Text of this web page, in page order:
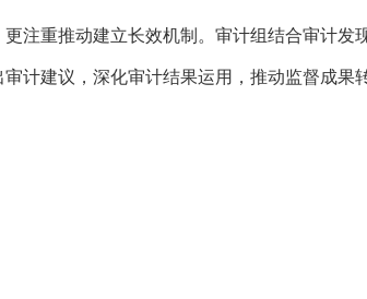
注重推动建立长效机制。审计组结合审计发
计建议，深化审计结果运用，推动监督成